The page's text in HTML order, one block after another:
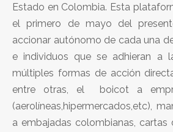
Estado en Colombia. Esta
el primero de mayo del
accionar autónomo de cada una
e individuos que se adhieran a
múltiples formas de acción
entre otras, el boicot a
(aerolíneas,hipermercados,etc),
a embajadas colombianas, cartas